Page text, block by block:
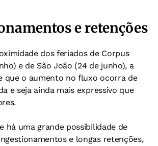
e retenções
dos feriados de Corpus
e de São João (24 de junho), a
que o aumento no fluxo ocorra de
e seja ainda mais expressivo que
há uma grande possibilidade de
e longas retenções,